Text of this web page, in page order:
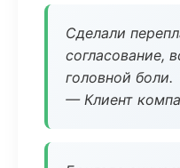
Сделали
согласование,
головной боли.
— Клиент